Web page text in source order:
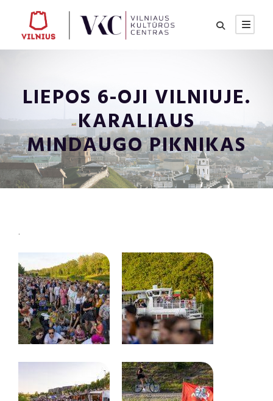
LIEPOS 6-OJI VILNIUJE.
KARALIAUS
MINDAUGO PIKNIKAS
.